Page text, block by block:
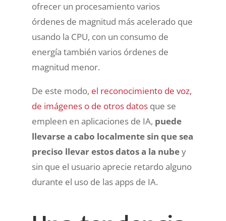
ofrecer un procesamiento varios
órdenes de magnitud más acelerado que
usando la CPU, con un consumo de
energía también varios órdenes de
magnitud menor.
De este modo, el reconocimiento de voz,
de imágenes o de otros datosque se
empleen en aplicaciones de IA, puede
llevarse a cabo localmente sin que sea
preciso llevar estos datos a la nubey
sin que el usuario aprecie retardo alguno
durante el uso de las apps de IA.